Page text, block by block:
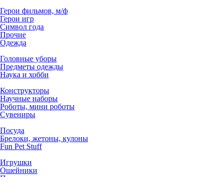
Герои фильмов, м/ф
Герои игр
Символ года
Прочие
Одежда
Головные уборы
Предметы одежды
Наука и хобби
Конструкторы
Научные наборы
Роботы, мини роботы
Сувениры
Посуда
Брелоки, жетоны, кулоны
Fun Pet Stuff
Игрушки
Ошейники